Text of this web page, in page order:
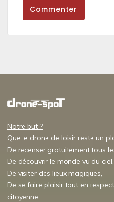
Commenter
Notre but ?
Que le drone de loisir reste un
De recenser gratuitement tous
De découvrir le monde vu du ciel,
De visiter des lieux magiques,
De se faire plaisir tout en
citoyenne.